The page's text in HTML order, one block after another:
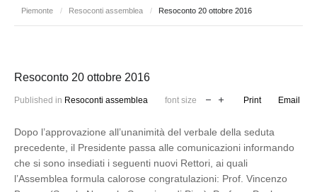
Piemonte / Resoconti assemblea / Resoconto 20 ottobre 2016
Resoconto 20 ottobre 2016
Published in Resoconti assemblea font size Print Email
Dopo l’approvazione all’unanimità del verbale della seduta
precedente, il Presidente passa alle comunicazioni informando
che si sono insediati i seguenti nuovi Rettori, ai quali
l’Assemblea formula calorose congratulazioni: Prof. Vincenzo